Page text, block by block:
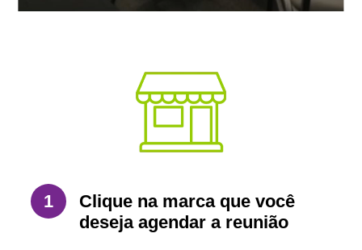
1
Clique na marca que você
deseja agendar a reunião